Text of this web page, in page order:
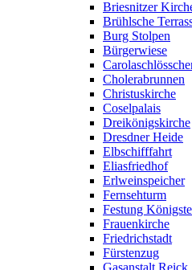
Briesnitzer
Brühlsche
Burg Stolpen
Bürgerwiese
Cholerabrunnen
Christuskirche
Coselpalais
Dreikönigskirche
Dresdner Heide
Elbschifffahrt
Eliasfriedhof
Erlweinspeicher
Fernsehturm
Festung
Frauenkirche
Friedrichstadt
Fürstenzug
Gasanstalt Reick